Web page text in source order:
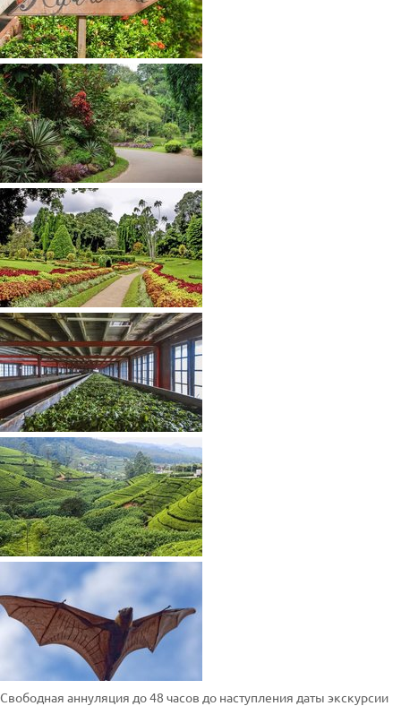
Свободная аннуляция до 48 часов до наступления даты экскурсии